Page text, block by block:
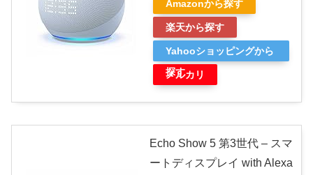
Amazonから探す
楽天から探す
Yahooショッピングから
探す
メルカリ
Echo Show 5 第3世代 – スマ
ートディスプレイ with Alexa